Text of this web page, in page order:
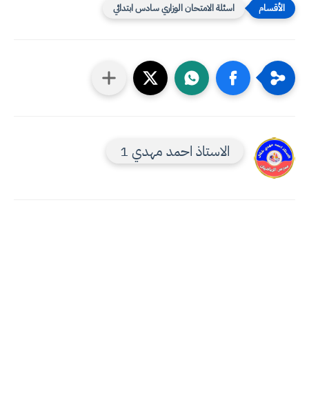
اسئلة الامتحان الوزاري سادس ابتدائي
الاستاذ احمد مهدي 1